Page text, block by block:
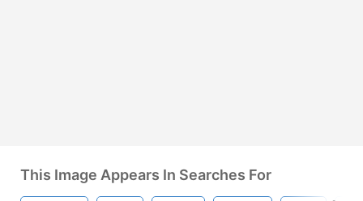
This Image Appears In Searches For